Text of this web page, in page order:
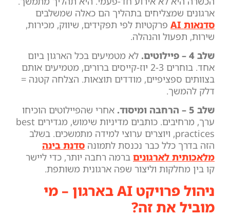
ארגונים שמצליחים בתהליך הם כאלה שמשלבים
סדנאות AI
פרקטיות לפי תפקידים, שיווק, מכירות,
שירות, תפעול והנהלה.
שלב 4 – פיילוטים.
לא מטמיעים בכל הארגון ביום
אחד. בוחרים 2-3 יוז-קייסים ברורים, מטמיעים אותם
בצוותים ספציפיים, מודדים תוצאות. הצלחה קטנה =
דלק להמשך.
שלב 5 – הרחבה ומיסוד.
אחרי שהפיילוטים הוכיחו
ערך, מרחיבים. כותבים מדיניות שימוש, מגדירים best
practices, ויוצרים ערוצי למידה מתמשכים. בשלב
הזה בדרך כלל כבר נכנסת לתמונה סדנת בינה
מלאכותית לארגונים ברמה רחבה יותר, כדי ליישר
קו בין מחלקות וליצור שפה ארגונית משותפת.
ניהול פרויקט AI בארגון – מי
מוביל את זה?